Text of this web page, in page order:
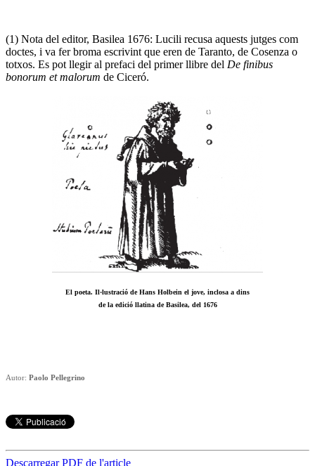
(1) Nota del editor, Basilea 1676: Lucili recusa aquests jutges com
doctes, i va fer broma escrivint que eren de Taranto, de Cosenza o
totxos. Es pot llegir al prefaci del primer llibre del De finibus
bonorum et malorum de Ciceró.
El poeta. Il·lustració de Hans Holbein el jove, inclosa a dins
de la edició llatina de Basilea, del 1676
Autor: Paolo Pellegrino
Descarregar PDF de l'article